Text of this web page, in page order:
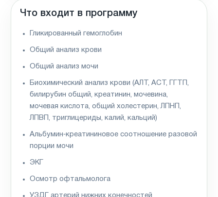
Что входит в программу
Гликированный гемоглобин
Общий анализ крови
Общий анализ мочи
Биохимический анализ крови (АЛТ, АСТ, ГГТП,
билирубин общий, креатинин, мочевина,
мочевая кислота, общий холестерин, ЛПНП,
ЛПВП, триглицериды, калий, кальций)
Альбумин‑креатининовое соотношение разовой
порции мочи
ЭКГ
Осмотр офтальмолога
УЗДГ артерий нижних конечностей